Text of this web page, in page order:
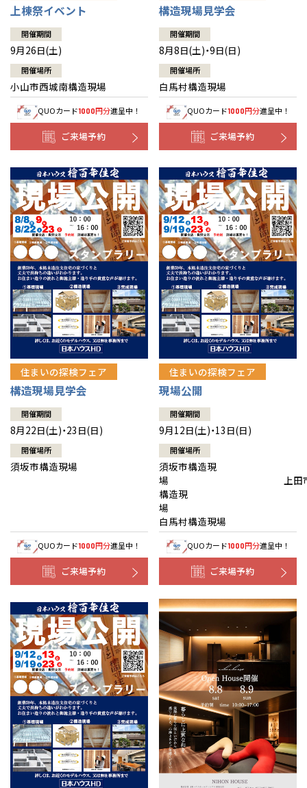
上棟祭イベント
開催期間
9月26日(土)
開催場所
小山市西城南構造現場
QUOカード1000円分進呈中！
ご来場予約
構造現場見学会
開催期間
8月8日(土)・9日(日)
開催場所
白馬村構造現場
QUOカード1000円分進呈中！
ご来場予約
住まいの探検フェア
構造現場見学会
開催期間
8月22日(土)・23日(日)
開催場所
須坂市構造現場
QUOカード1000円分進呈中！
ご来場予約
住まいの探検フェア
現場公開
開催期間
9月12日(土)・13日(日)
開催場所
須坂市構造現
場 上田
構造現
白馬村構造現場
QUOカード1000円分進呈中！
ご来場予約